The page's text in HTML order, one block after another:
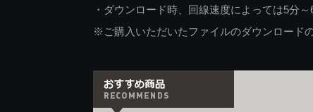
・ダウンロード時、回線速度によっては5分
※ご購入いただいたファイルのダウンロード